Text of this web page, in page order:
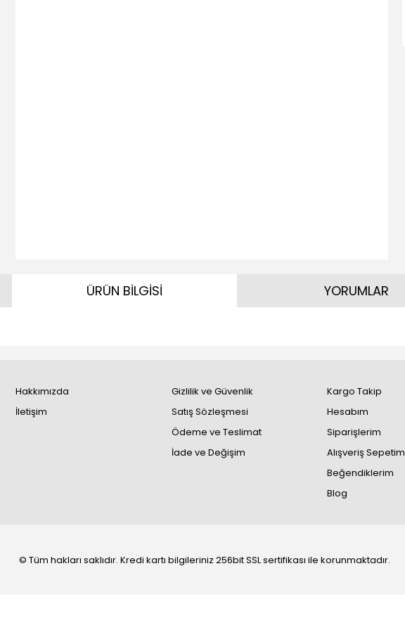
ÜRÜN BİLGİSİ YORUMLAR
Hakkımızda
İletişim
Gizlilik ve Güvenlik
Satış Sözleşmesi
Ödeme ve Teslimat
İade ve Değişim
Kargo Takip
Hesabım
Siparişlerim
Alışveriş Sepetim
Beğendiklerim
Blog
© Tüm hakları saklıdır. Kredi kartı bilgileriniz 256bit SSL sertifikası ile korunmaktadır.